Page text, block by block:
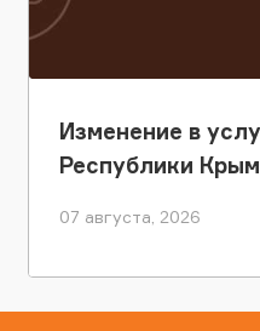
Изменение в
Республики Крым
07 августа, 2026